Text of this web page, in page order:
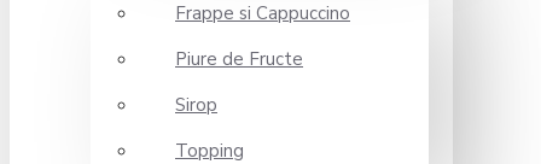
Frappe si Cappuccino
Piure de Fructe
Sirop
Topping